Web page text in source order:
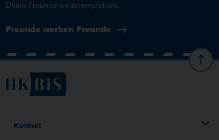
Deine Freunde weiterempfehlen.
Freunde werben Freunde
Kontakt